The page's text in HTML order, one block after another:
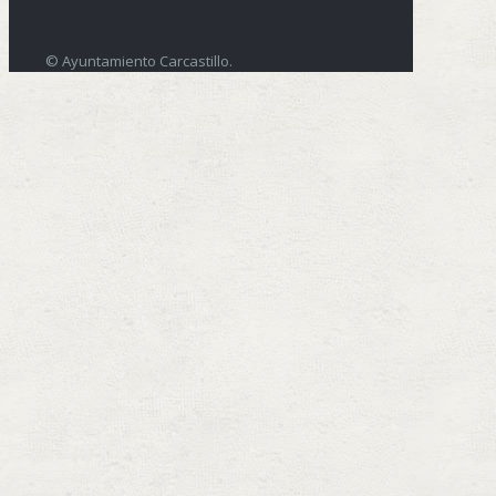
© Ayuntamiento Carcastillo.